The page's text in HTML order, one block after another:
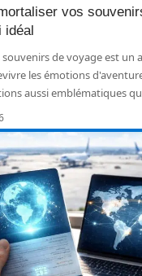
vos
idéal
de voyage est un
les émotions
aussi emblématiques